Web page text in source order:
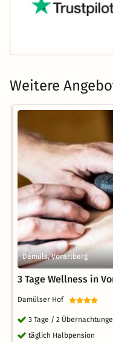
Weitere
Damüls, Vorarlberg
3 Tage Wellness in
Damülser Hof
3 Tage / 2
täglich Halbpension